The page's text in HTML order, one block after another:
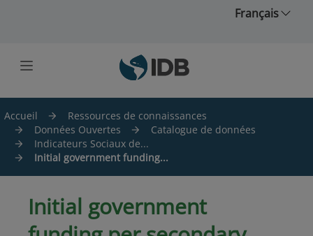
Français
Accueil
Ressources de connaissances
Données Ouvertes
Catalogue de données
Indicateurs Sociaux de...
Initial government funding...
Initial government